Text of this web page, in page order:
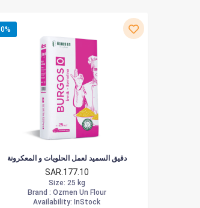
0%
دقيق السميد لعمل الحلويات و المعكرونة
SAR.177.10
Size: 25 kg
Brand : Ozmen Un Flour
Availability: InStock